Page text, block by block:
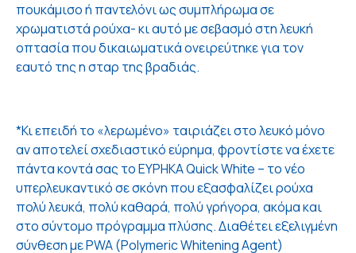
πουκάμισο ή παντελόνι ως συμπλήρωμα σε
χρωματιστά ρούχα- κι αυτό με σεβασμό στη λευκή
οπτασία που δικαιωματικά ονειρεύτηκε για τον
εαυτό της η σταρ της βραδιάς.
*Κι επειδή το «λερωμένο» ταιριάζει στο λευκό μόνο
αν αποτελεί σχεδιαστικό εύρημα, φροντίστε να έχετε
πάντα κοντά σας το EYPHKA Quick White – το νέο
υπερλευκαντικό σε σκόνη που εξασφαλίζει ρούχα
πολύ λευκά, πολύ καθαρά, πολύ γρήγορα, ακόμα και
στο σύντομο πρόγραμμα πλύσης. Διαθέτει εξελιγμένη
σύνθεση με PWA (Polymeric Whitening Agent)